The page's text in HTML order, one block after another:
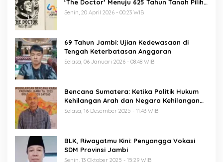
‘The Doctor’ Menuju 625 Tahun Tanah Pilih
Pusako Batuah
Senin, 20 April 2026 - 00:23 WIB
69 Tahun Jambi: Ujian Kedewasaan di
Tengah Keterbatasan Anggaran
Selasa, 06 Januari 2026 - 08:48 WIB
Bencana Sumatera: Ketika Politik Hukum
Kehilangan Arah dan Negara Kehilangan
Keberanian
Selasa, 16 Desember 2025 - 11:43 WIB
BLK, Riwayatmu Kini: Penyangga Vokasi
SDM Provinsi Jambi
Senin, 13 Oktober 2025 - 15:29 WIB